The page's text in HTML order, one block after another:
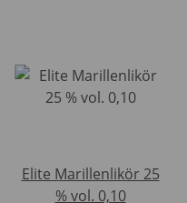
Elite Marillenlikör 25
% vol. 0,10